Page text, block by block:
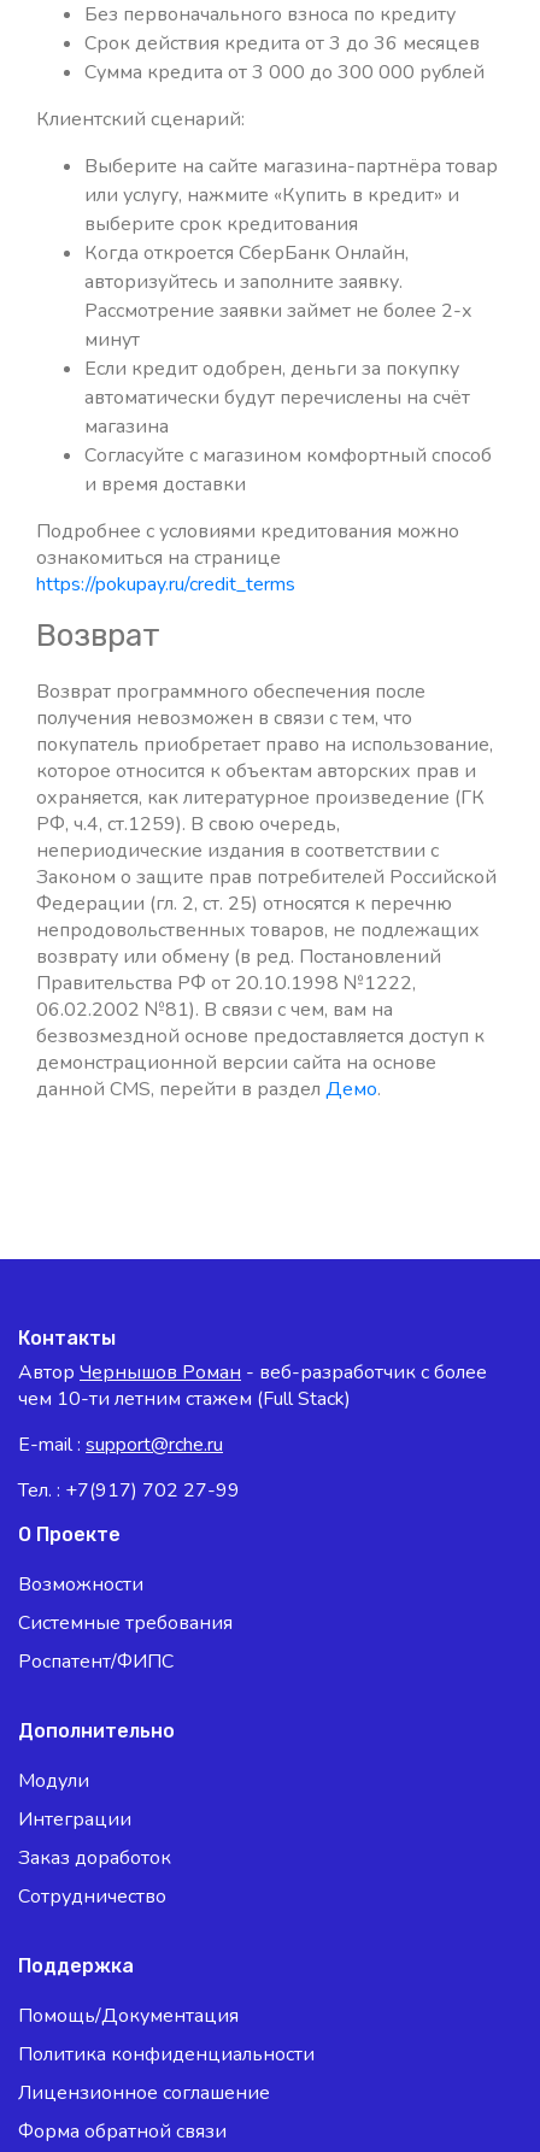
Без первоначального взноса по кредиту
Срок действия кредита от 3 до 36 месяцев
Сумма кредита от 3 000 до 300 000 рублей
Клиентский сценарий:
Выберите на сайте магазина-партнёра товар
или услугу, нажмите «Купить в кредит» и
выберите срок кредитования
Когда откроется СберБанк Онлайн,
авторизуйтесь и заполните заявку.
Рассмотрение заявки займет не более 2-х
минут
Если кредит одобрен, деньги за покупку
автоматически будут перечислены на счёт
магазина
Согласуйте с магазином комфортный способ
и время доставки
Подробнее с условиями кредитования можно
ознакомиться на странице
https://pokupay.ru/credit_terms
Возврат
Возврат программного обеспечения после
получения невозможен в связи с тем, что
покупатель приобретает право на использование,
которое относится к объектам авторских прав и
охраняется, как литературное произведение (ГК
РФ, ч.4, ст.1259). В свою очередь,
непериодические издания в соответствии с
Законом о защите прав потребителей Российской
Федерации (гл. 2, ст. 25) относятся к перечню
непродовольственных товаров, не подлежащих
возврату или обмену (в ред. Постановлений
Правительства РФ от 20.10.1998 №1222,
06.02.2002 №81). В связи с чем, вам на
безвозмездной основе предоставляется доступ к
демонстрационной версии сайта на основе
данной CMS, перейти в раздел Демо.
Контакты
Автор Чернышов Роман - веб-разработчик с более
чем 10-ти летним стажем (Full Stack)
E-mail : support@rche.ru
Тел. : +7(917) 702 27-99
О Проекте
Возможности
Системные требования
Роспатент/ФИПС
Дополнительно
Модули
Интеграции
Заказ доработок
Сотрудничество
Поддержка
Помощь/Документация
Политика конфиденциальности
Лицензионное соглашение
Форма обратной связи